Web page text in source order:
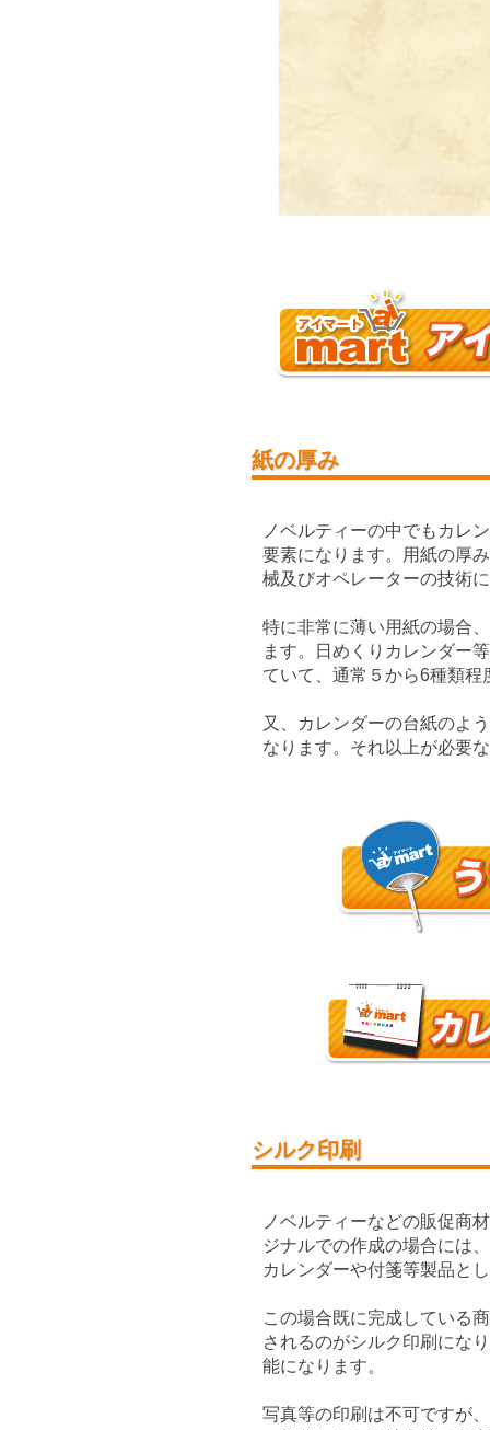
紙の厚み
ノベルティーの中でもカレ
要素になります。用紙の厚
械及びオペレーターの技術
特に非常に薄い用紙の場合
ます。日めくりカレンダー
ていて、通常５から6種類程
又、カレンダーの台紙のよ
なります。それ以上が必要
シルク印刷
ノベルティーなどの販促商
ジナルでの作成の場合には
カレンダーや付箋等製品と
この場合既に完成している
されるのがシルク印刷にな
能になります。
写真等の印刷は不可ですが